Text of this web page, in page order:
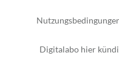
Digitalabo hier